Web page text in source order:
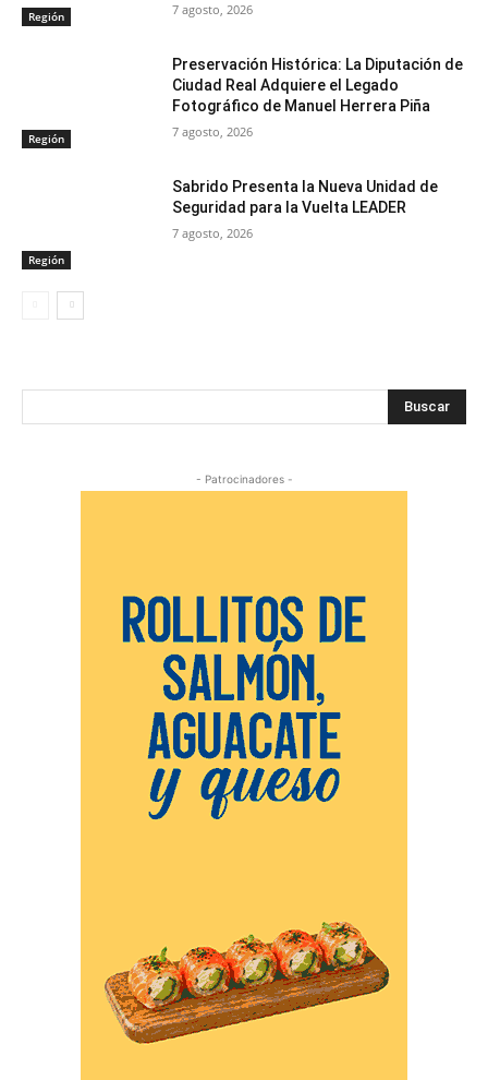
Región 7 agosto, 2026
Región
Preservación Histórica: La Diputación de
Ciudad Real Adquiere el Legado
Fotográfico de Manuel Herrera Piña
7 agosto, 2026
Región
Sabrido Presenta la Nueva Unidad de
Seguridad para la Vuelta LEADER
7 agosto, 2026
Buscar
- Patrocinadores -